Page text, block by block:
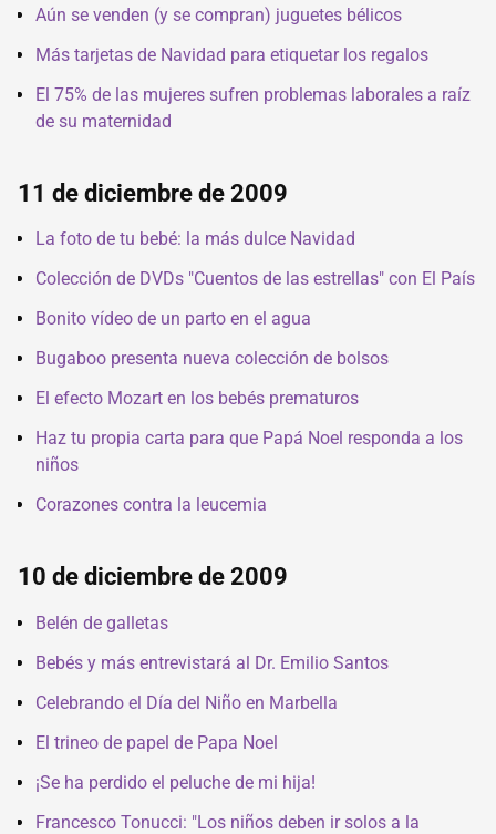
Aún se venden (y se compran) juguetes bélicos
Más tarjetas de Navidad para etiquetar los regalos
El 75% de las mujeres sufren problemas laborales a raíz
de su maternidad
11 de diciembre de 2009
La foto de tu bebé: la más dulce Navidad
Colección de DVDs "Cuentos de las estrellas" con El País
Bonito vídeo de un parto en el agua
Bugaboo presenta nueva colección de bolsos
El efecto Mozart en los bebés prematuros
Haz tu propia carta para que Papá Noel responda a los
niños
Corazones contra la leucemia
10 de diciembre de 2009
Belén de galletas
Bebés y más entrevistará al Dr. Emilio Santos
Celebrando el Día del Niño en Marbella
El trineo de papel de Papa Noel
¡Se ha perdido el peluche de mi hija!
Francesco Tonucci: "Los niños deben ir solos a la